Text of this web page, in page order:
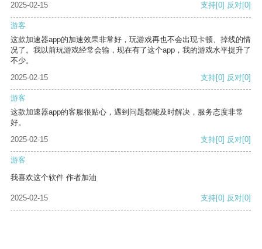
2025-02-15 支持[0] 反对[0]
游客
这款加速器app的加速效果非常好，玩游戏再也不会出现卡顿、掉线的情
况了。我以前玩游戏经常会输，现在有了这个app，我的游戏水平提升了
不少。
2025-02-15
支持[0] 反对[0]
游客
这款加速器app的客服很贴心，遇到问题都能及时解决，服务态度非常
好。
2025-02-15
支持[0] 反对[0]
游客
我喜欢这个软件 作者加油
2025-02-15 支持[0] 反对[0]